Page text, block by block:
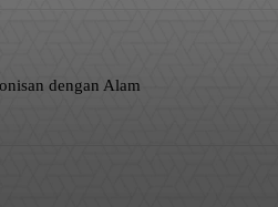
dengan Alam